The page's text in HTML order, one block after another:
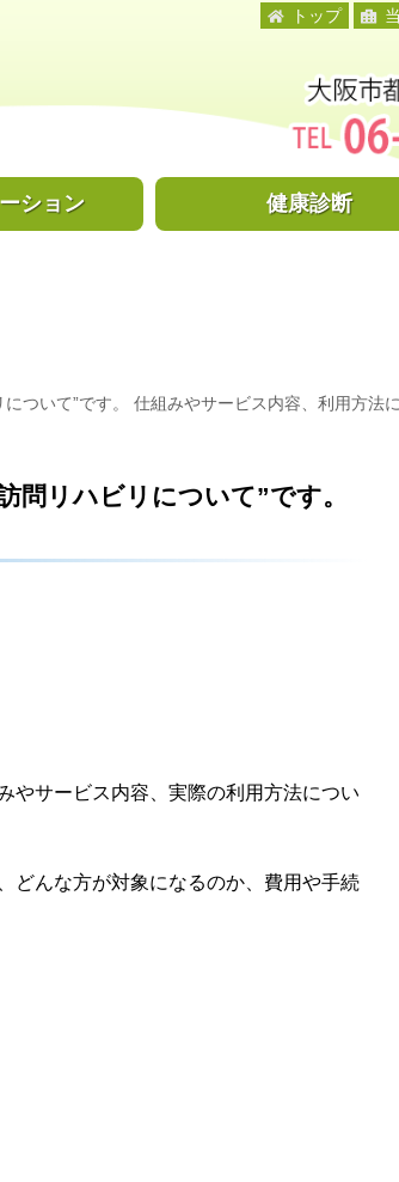
トップ
ション 健康診断
ついて”です。 仕組みやサービス内容、利用方法
問リハビリについて”です。
やサービス内容、実際の利用方法につい
どんな方が対象になるのか、費用や手続